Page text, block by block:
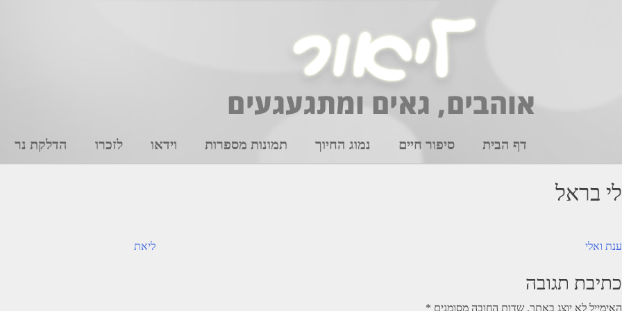
דף הבית סיפור חיים נמוג החיוך תמונות מספרות וידאו לזכרו הדלקת נר
לי בראל
ניווט ליאת ענת ואלי
כתיבת תגובה
האימייל לא יוצג באתר. שדות החובה מסומנים *